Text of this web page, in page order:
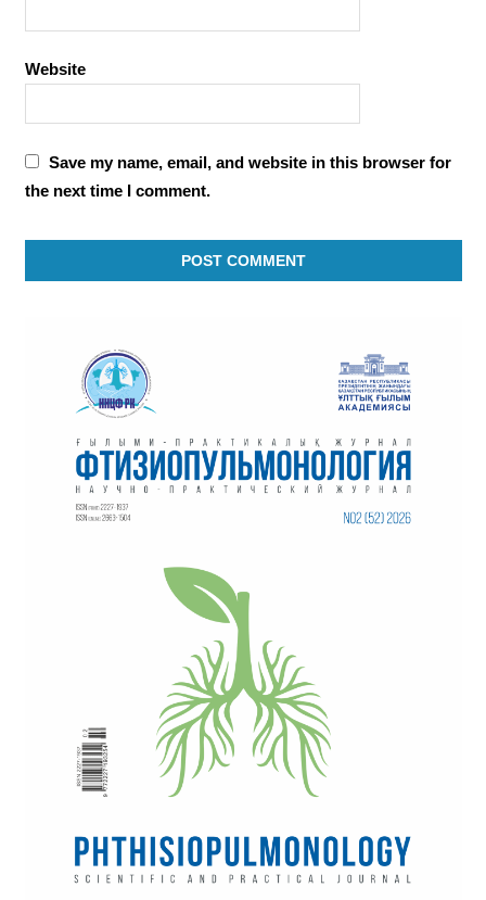
Website
Save my name, email, and website in this browser for
the next time I comment.